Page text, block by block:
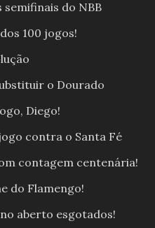
semifinais do NBB
100 jogos!
o Dourado
Diego!
contra o Santa Fé
contagem centenária!
do Flamengo!
aberto esgotados!